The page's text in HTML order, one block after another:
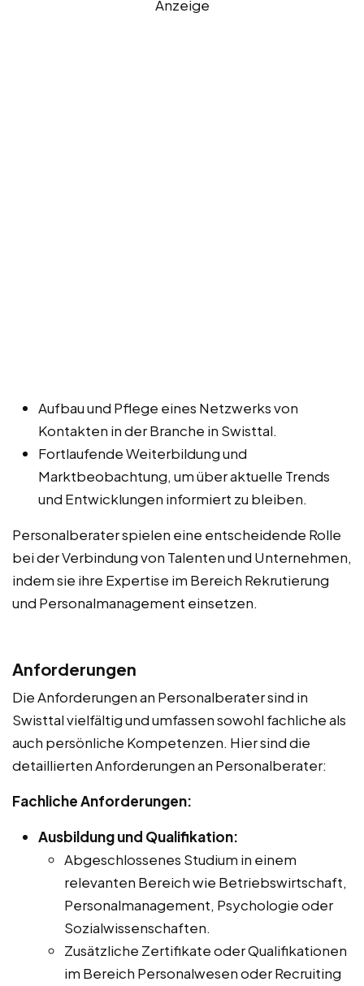
Anzeige
Aufbau und Pflege eines Netzwerks von
Kontakten in der Branche in Swisttal.
Fortlaufende Weiterbildung und
Marktbeobachtung, um über aktuelle Trends
und Entwicklungen informiert zu bleiben.
Personalberater spielen eine entscheidende Rolle
bei der Verbindung von Talenten und Unternehmen,
indem sie ihre Expertise im Bereich Rekrutierung
und Personalmanagement einsetzen.
Anforderungen
Die Anforderungen an Personalberater sind in
Swisttal vielfältig und umfassen sowohl fachliche als
auch persönliche Kompetenzen. Hier sind die
detaillierten Anforderungen an Personalberater:
Fachliche Anforderungen:
Ausbildung und Qualifikation:
Abgeschlossenes Studium in einem
relevanten Bereich wie Betriebswirtschaft,
Personalmanagement, Psychologie oder
Sozialwissenschaften.
Zusätzliche Zertifikate oder Qualifikationen
im Bereich Personalwesen oder Recruiting